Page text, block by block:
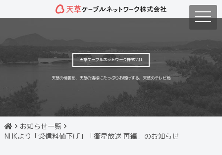
toggle
天草ケーブルネットワーク株式会社
天草の情報を、天草の皆様にたっぷりお届けする、天草のテレビ局
お知らせ一覧
NHKより「受信料値下げ」「衛星放送 再編」のお知らせ